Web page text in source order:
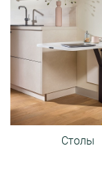
Столы